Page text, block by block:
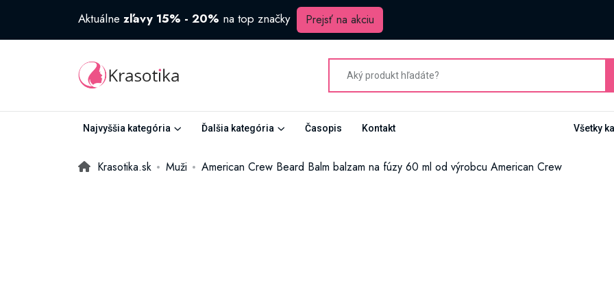
Aktuálne zľavy 15% - 20% na top značky Prejsť na akciu
Najvyššia kategória Ďalšia kategória Časopis Kontakt Všetky
Krasotika.sk Muži American Crew Beard Balm balzam na fúzy 60 ml od výrobcu American Crew